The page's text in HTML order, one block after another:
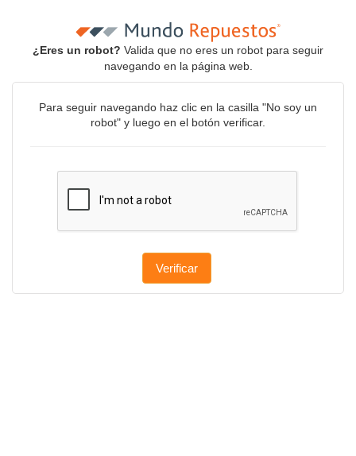
¿Eres un robot? Valida que no eres un robot para seguir
navegando en la página web.
Para seguir navegando haz clic en la casilla "No soy un
robot" y luego en el botón verificar.
Verificar